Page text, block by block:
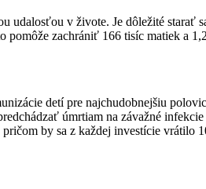
udalosťou v živote. Je dôležité
pomôže zachrániť 166 tisíc matiek a
detí pre najchudobnejšiu
úmrtiam na závažné
by sa z každej investície vrátilo